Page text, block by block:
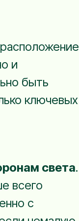
и
быть
ключевых
света.
всего
с